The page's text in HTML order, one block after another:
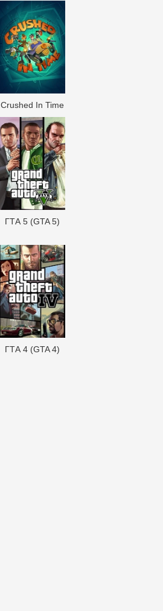
Crushed In Time
ГТА 5 (GTA 5)
ГТА 4 (GTA 4)